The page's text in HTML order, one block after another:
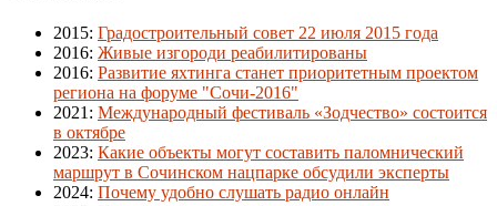
2015: Градостроительный совет 22 июля 2015 года
2016: Живые изгороди реабилитированы
2016: Развитие яхтинга станет приоритетным проектом
региона на форуме "Сочи-2016"
2021 : Международный фестиваль «Зодчество» состоится
в октябре
2023: Какие объекты могут составить паломнический
маршрут в Сочинском нацпарке обсудили эксперты
2024: Почему удобно слушать радио онлайн